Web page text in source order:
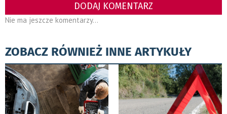
DODAJ KOMENTARZ
Nie ma jeszcze komentarzy...
ZOBACZ RÓWNIEŻ INNE ARTYKUŁY